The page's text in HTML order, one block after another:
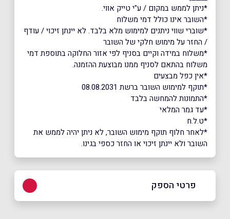
*ניתן לממש במקום / ע"י טייק אווי.
*השובר אינו כולל דמי משלוח
*שוברי שווי ניתנים למימוש מלא בלבד. לא יינתן זיכוי / עודף
/ החזר על מימוש חלקי של השובר
*משלוח במידה וקיים בסניף לפי אזור החלוקה בתוספת דמי
משלוח בהתאם לסניף ממנו מבוצעת ההזמנה.
*אין כפל מבצעים
*תוקף למימוש השובר ברשת 08.08.2031
*התמונות להמחשה בלבד
*עד גמר המלאי
*ט.ל.ח
*לאחר חלוף תוקף מימוש השובר, לא ניתן יהיה לממש את
השובר ולא יינתן זיכוי או החזר כספי בגינו.
פרטי הספק